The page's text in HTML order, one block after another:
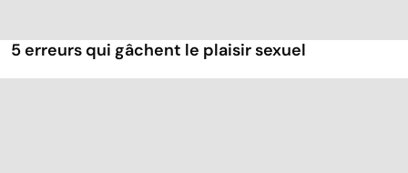
5 erreurs qui gâchent le plaisir sexuel